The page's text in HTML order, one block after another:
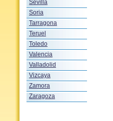
Sevilla
Soria
Tarragona
Teruel
Toledo
Valencia
Valladolid
Vizcaya
Zamora
Zaragoza